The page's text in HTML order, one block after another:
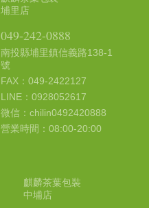
埔里店
049-242-0888
南投縣埔里鎮信義路138-1
號
FAX：049-2422127
LINE：0928052617
微信：chilin0492420888
營業時間：08:00-20:00
麒麟茶葉包裝
中埔店